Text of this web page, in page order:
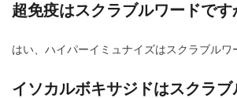
超免疫はスクラブルワードです
はい、ハイパーイミュナイズはスクラブルワ
イソカルボキサジドはスクラブ